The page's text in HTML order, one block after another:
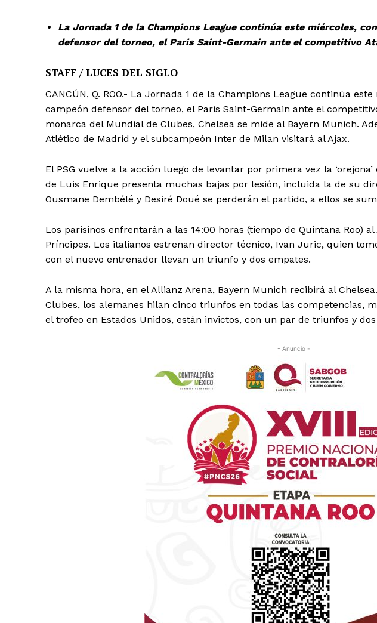
Luces
Del Siglo
La Jornada 1 de la Champions League continúa este miércoles,
defensor del torneo, el Paris Saint-Germain ante el competitivo
STAFF / LUCES DEL SIGLO
CANCÚN, Q. ROO.- La Jornada 1 de la Champions League continúa
campeón defensor del torneo, el Paris Saint-Germain ante el
monarca del Mundial de Clubes, Chelsea se mide al Bayern Munich.
Atlético de Madrid y el subcampeón Inter de Milan visitará al Ajax.
El PSG vuelve a la acción luego de levantar por primera vez la
de Luis Enrique presenta muchas bajas por lesión, incluida la de su
Ousmane Dembélé y Desiré Doué se perderán el partido, a ellos se
Los parisinos enfrentarán a las 14:00 horas (tiempo de Quintana Roo)
Príncipes. Los italianos estrenan director técnico, Ivan Juric, quien
con el nuevo entrenador llevan un triunfo y dos empates.
A la misma hora, en el Allianz Arena, Bayern Munich recibirá al
Clubes, los alemanes hilan cinco triunfos en todas las competencias,
el trofeo en Estados Unidos, están invictos, con un par de triunfos y
- Anuncio -